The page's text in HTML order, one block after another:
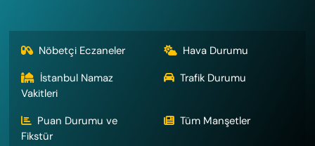
Nöbetçi Eczaneler
Hava Durumu
İstanbul Namaz
Vakitleri
Trafik Durumu
Puan Durumu ve
Fikstür
Tüm Manşetler